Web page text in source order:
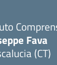
Fava
(CT)